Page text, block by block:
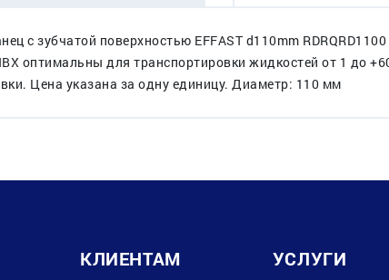
с зубчатой поверхностью EFFAST d110mm
оптимальны для транспортировки жидкостей от 1 до
Цена указана за одну единицу. Диаметр: 110 мм
КЛИЕНТАМ УСЛУГИ